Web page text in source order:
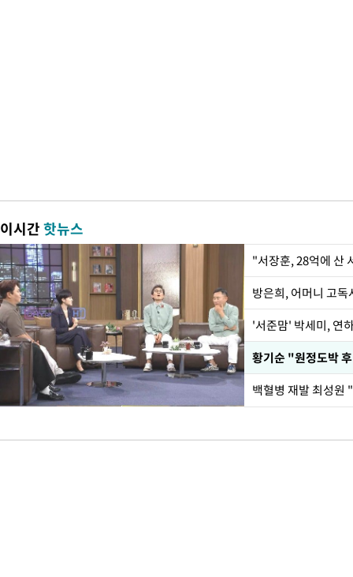
이시간핫뉴스
"서장훈, 28억에 산
방은희, 어머니 고
'서준맘' 박세미, 연
황기순 "원정도박
백혈병 재발 최성원